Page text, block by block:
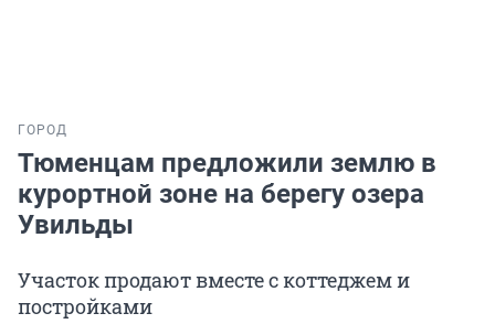
ГОРОД
Тюменцам предложили землю в
курортной зоне на берегу озера
Увильды
Участок продают вместе с коттеджем и
постройками